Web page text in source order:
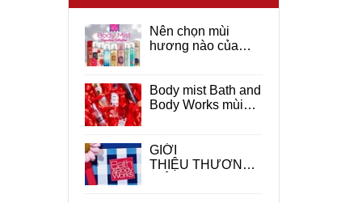
Nên chọn mùi
hương nào của
Body mist Bath and
Body Works mùi
GIỚI
THIỆU THƯƠNG